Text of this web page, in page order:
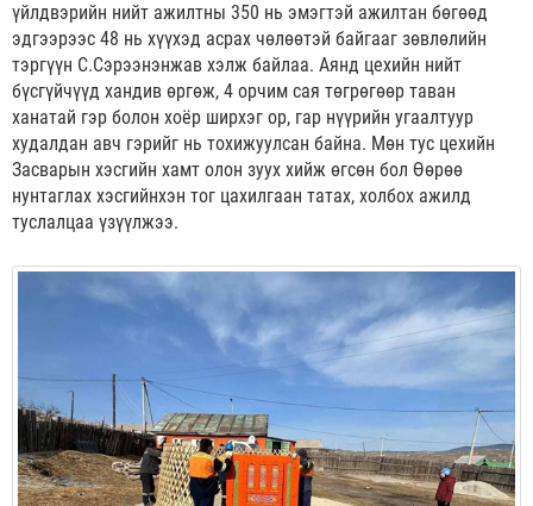
үйлдвэрийн нийт ажилтны 350 нь эмэгтэй ажилтан бөгөөд
эдгээрээс 48 нь хүүхэд асрах чөлөөтэй байгааг зөвлөлийн
тэргүүн С.Сэрээнэнжав хэлж байлаа. Аянд цехийн нийт
бүсгүйчүүд хандив өргөж, 4 орчим сая төгрөгөөр таван
ханатай гэр болон хоёр ширхэг ор, гар нүүрийн угаалтуур
худалдан авч гэрийг нь тохижуулсан байна. Мөн тус цехийн
Засварын хэсгийн хамт олон зуух хийж өгсөн бол Өөрөө
нунтаглах хэсгийнхэн тог цахилгаан татах, холбох ажилд
туслалцаа үзүүлжээ.